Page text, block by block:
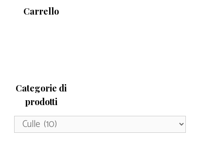
Carrello
Categorie di
prodotti